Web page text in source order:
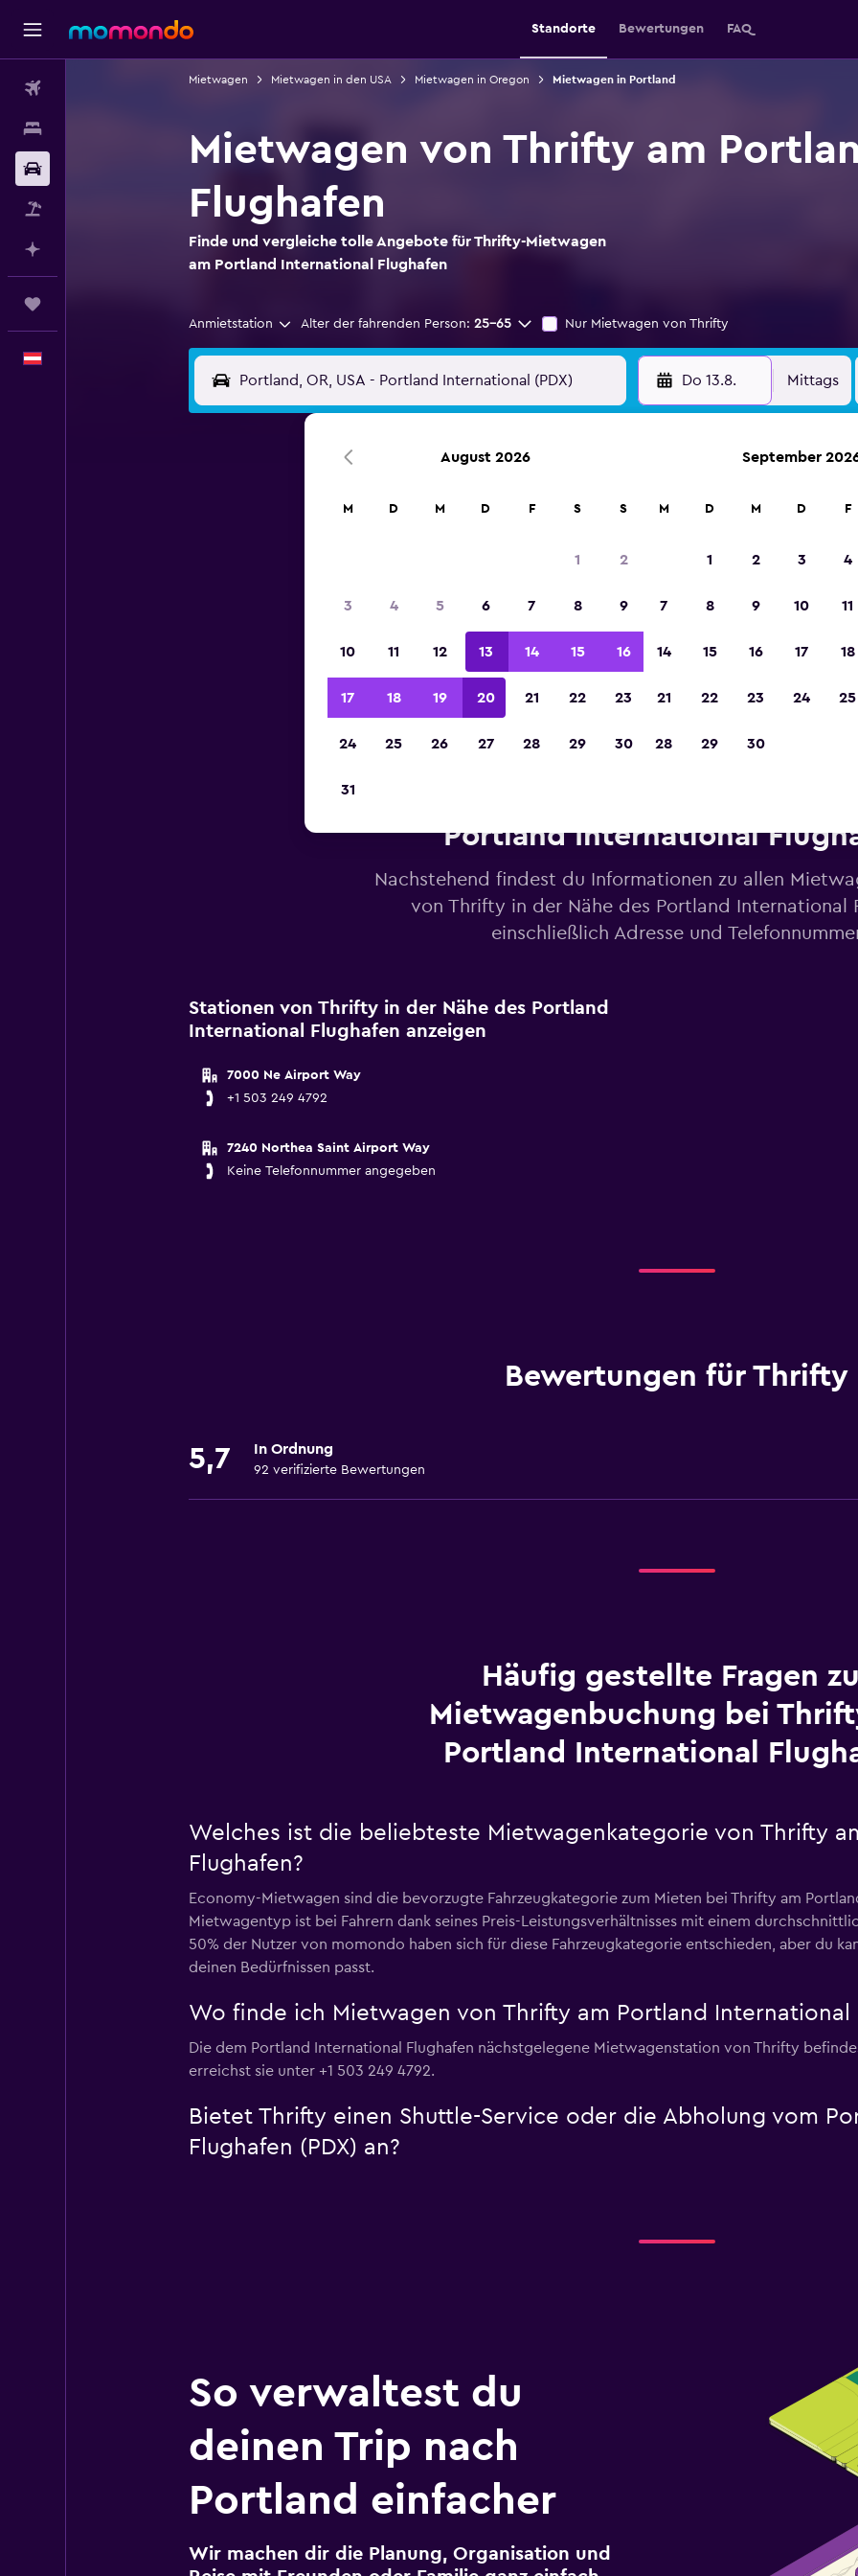
Standorte Bewertungen FAQ
Mietwagen Mietwagen in den USA Mietwagen in Oregon Mietwagen in Portland
Mietwagen von Thrifty am
Flughafen
Finde und vergleiche tolle Angebote für Thrifty-Mietwagen
am Portland International Flughafen
Anmietstation Alter der fahrenden Person: 25-65 Nur Mietwagen von Thrifty
Do 13.8. Mittags
Sieger 2023 gekürt
Portland International
Nachstehend findest du Informationen zu allen
von Thrifty in der Nähe des Portland International
einschließlich Adresse und
Stationen von Thrifty in der Nähe des Portland
International Flughafen anzeigen
7000 Ne Airport Way
+1 503 249 4792
7240 Northea Saint Airport Way
Keine Telefonnummer angegeben
Bewertungen für Thrifty
5,7 In Ordnung
92 verifizierte Bewertungen
Häufig gestellte Fragen
Mietwagenbuchung bei
Portland International
Welches ist die beliebteste Mietwagenkategorie von Thrifty
Flughafen?
Economy-Mietwagen sind die bevorzugte Fahrzeugkategorie zum Mieten bei Thrifty am
Mietwagentyp ist bei Fahrern dank seines Preis-Leistungsverhältnisses mit einem
50% der Nutzer von momondo haben sich für diese Fahrzeugkategorie entschieden, aber du
deinen Bedürfnissen passt.
Wo finde ich Mietwagen von Thrifty am Portland International
Die dem Portland International Flughafen nächstgelegene Mietwagenstation von Thrifty
erreichst sie unter +1 503 249 4792.
Bietet Thrifty einen Shuttle-Service oder die Abholung vom
Flughafen (PDX) an?
So verwaltest du
deinen Trip nach
Portland einfacher
Wir machen dir die Planung, Organisation und
August 2026
M D M D F S S
1 2
3 4 5 6 7 8 9
10 11 12 13 14 15 16
17 18 19 20 21 22 23
24 25 26 27 28 29 30
31
September
M D M D F
1 2 3 4
7 8 9 10 11
14 15 16 17 18
21 22 23 24 25
28 29 30